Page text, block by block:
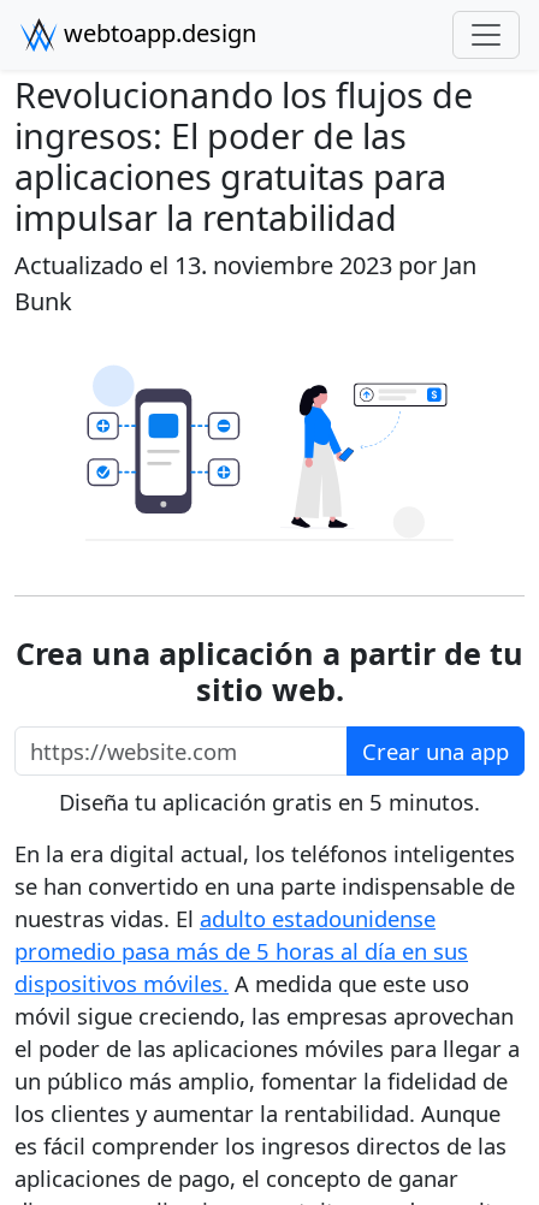
webtoapp.design
Revolucionando los flujos de
ingresos: El poder de las
aplicaciones gratuitas para
impulsar la rentabilidad
Actualizado el 13. noviembre 2023 por Jan
Bunk
Crea una aplicación a partir de tu
sitio web.
https://website.com
Crear una app
Diseña tu aplicación gratis en 5 minutos.
En la era digital actual, los teléfonos inteligentes
se han convertido en una parte indispensable de
nuestras vidas. El adulto estadounidense
promedio pasa más de 5 horas al día en sus
dispositivos móviles. A medida que este uso
móvil sigue creciendo, las empresas aprovechan
el poder de las aplicaciones móviles para llegar a
un público más amplio, fomentar la fidelidad de
los clientes y aumentar la rentabilidad. Aunque
es fácil comprender los ingresos directos de las
aplicaciones de pago, el concepto de ganar